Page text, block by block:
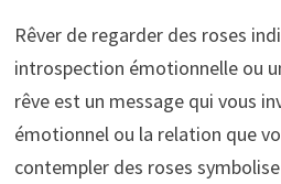
Rêver de regarder des roses
introspection émotionnelle ou
rêve est un message qui vous
émotionnel ou la relation que
contempler des roses